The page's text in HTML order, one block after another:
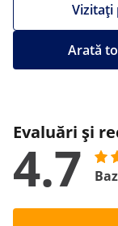
Vizitați
Arată
Evaluări și
4.7